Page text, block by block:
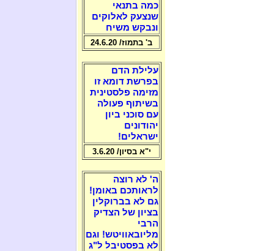
כמה בתנאי
שנצעק לאלוקים
ונבקש משיח
ב' בתמוז/ 24.6.20
עלילת הדם
בפרשת דומא זו
מזימה פלסטינית
בשיתוף פעולה
עם סוכני ביון
יהודונים
ישראלים!
י"א בסיון/ 3.6.20
ה' לא רוצה
לראותכם באומן!
גם לא בברוקלין
בציון של הצדיק
הרבי
מליובאוויטש! וגם
לא בפסטיבל ל"ג